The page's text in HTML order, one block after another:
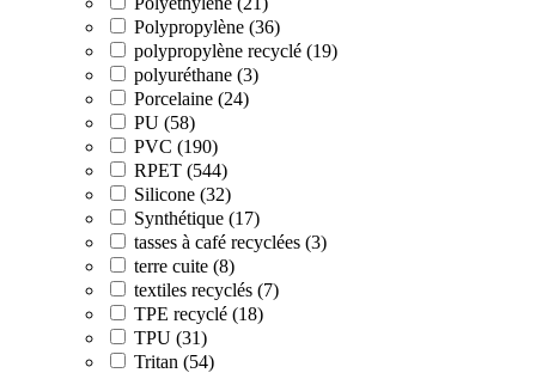
Polypropylène (36)
polypropylène recyclé (19)
polyuréthane (3)
Porcelaine (24)
PU (58)
PVC (190)
RPET (544)
Silicone (32)
Synthétique (17)
tasses à café recyclées (3)
terre cuite (8)
textiles recyclés (7)
TPE recyclé (18)
TPU (31)
Tritan (54)